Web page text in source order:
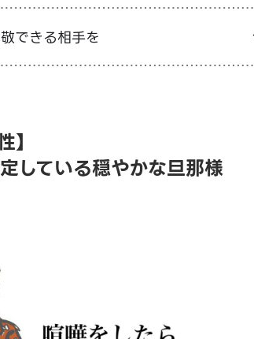
できる相手を
】
している穏やかな旦那様